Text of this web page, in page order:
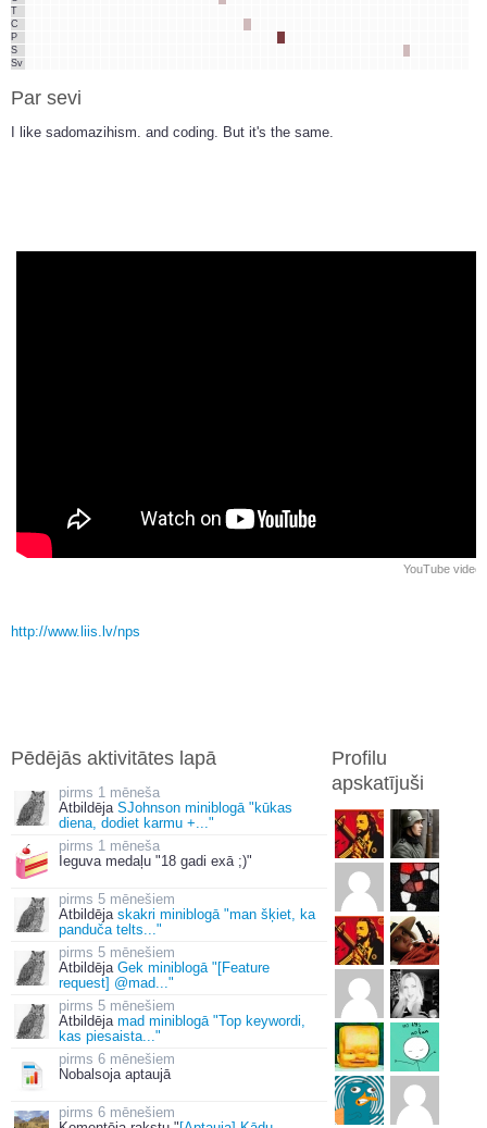
T
C
P
S
Sv
Par sevi
I like sadomazihism. and coding. But it's the same.
YouTube video
http://www.liis.lv/nps
Pēdējās aktivitātes lapā
1 mēneša
Atbildēja SJohnson miniblogā "kūkas
diena, dodiet karmu +..."
1 mēneša
Ieguva medaļu "18 gadi exā ;)"
5 mēnešiem
Atbildēja skakri miniblogā "man šķiet, ka
panduča telts..."
5 mēnešiem
Atbildēja Gek miniblogā "[Feature
request] @mad..."
5 mēnešiem
Atbildēja mad miniblogā "Top keywordi,
kas piesaista..."
6 mēnešiem
Nobalsoja aptaujā
6 mēnešiem
Profilu
apskatījuši